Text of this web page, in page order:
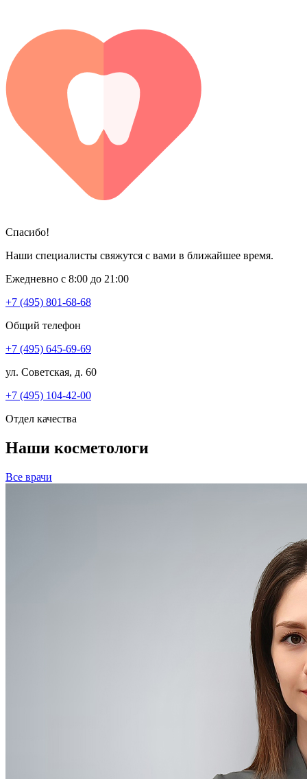
Спасибо!
Наши специалисты свяжутся с вами в ближайшее время.
Ежедневно с 8:00 до 21:00
+7 (495) 801-68-68
Общий телефон
+7 (495) 645-69-69
ул. Советская, д. 60
+7 (495) 104-42-00
Отдел качества
Наши косметологи
Все врачи